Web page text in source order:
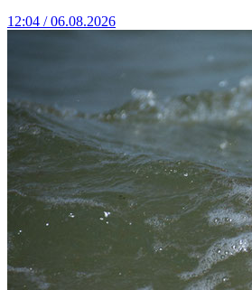
12:04 / 06.08.2026